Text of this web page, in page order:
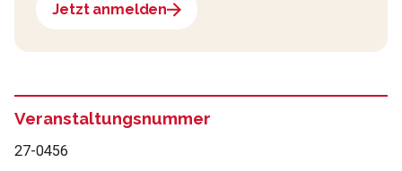
Jetzt anmelden
Veranstaltungsnummer
27-0456